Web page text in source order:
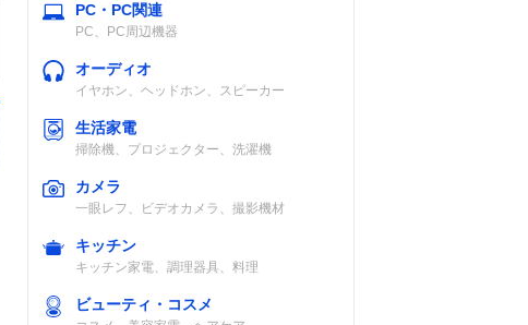
PC・PC関連
PC、PC周辺機器
オーディオ
イヤホン、ヘッドホン、スピーカー
生活家電
掃除機、プロジェクター、洗濯機
カメラ
一眼レフ、ビデオカメラ、撮影機材
キッチン
キッチン家電、調理器具、料理
ビューティ・コスメ